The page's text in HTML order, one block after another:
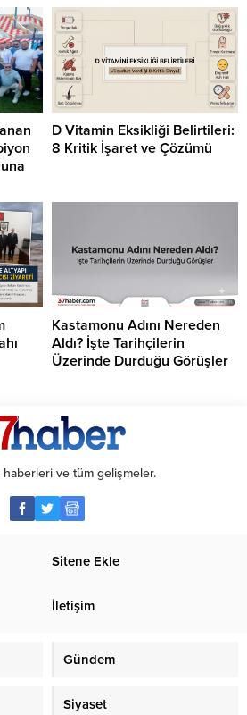
D Vitamin Eksikliği Belirtileri:
8 Kritik İşaret ve Çözümü
Kastamonu Adını Nereden
Aldı? İşte Tarihçilerin
Üzerinde Durduğu Görüşler
haberleri ve tüm gelişmeler.
Sitene Ekle
İletişim
Gündem
Siyaset